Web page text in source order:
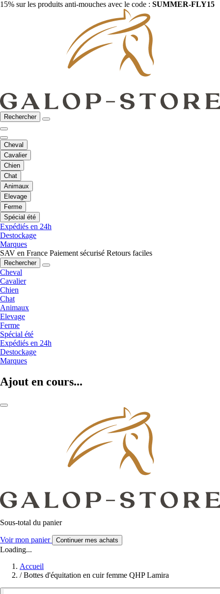
15% sur les produits anti-mouches avec le code : SUMMER-FLY15
Rechercher
Cheval
Cavalier
Chien
Chat
Animaux
Elevage
Ferme
Spécial été
Expédiés en 24h
Destockage
Marques
SAV en France Paiement sécurisé Retours faciles
Rechercher
Cheval
Cavalier
Chien
Chat
Animaux
Elevage
Ferme
Spécial été
Expédiés en 24h
Destockage
Marques
Ajout en cours...
Sous-total du panier
Voir mon panier Continuer mes achats
Loading...
Accueil
/ Bottes d'équitation en cuir femme QHP Lamira